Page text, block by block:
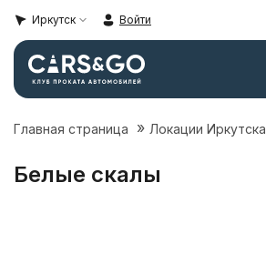
Иркутск Войти
Автопарк
Super sale
Главная страница » Локации Иркутска
Белые скалы